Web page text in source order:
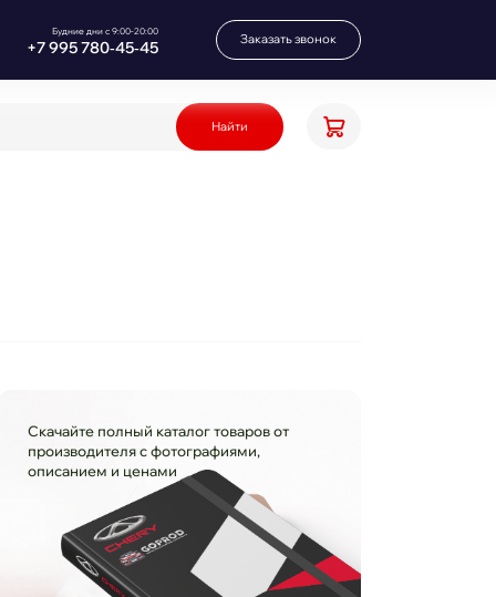
Будние дни с 9:00-20:00
+7 995 780‑45‑45 Заказать звонок
Найти
Скачайте полный каталог товаров от
производителя с фотографиями,
описанием и ценами